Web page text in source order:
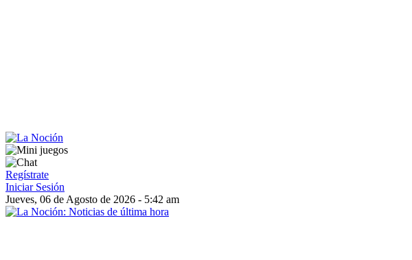
Regístrate
Iniciar Sesión
Jueves, 06 de Agosto de 2026 - 5:42 am